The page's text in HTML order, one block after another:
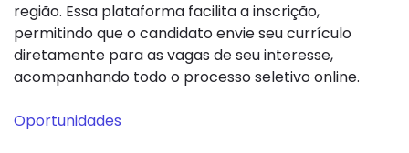
região. Essa plataforma facilita a inscrição,
permitindo que o candidato envie seu currículo
diretamente para as vagas de seu interesse,
acompanhando todo o processo seletivo online.
Oportunidades